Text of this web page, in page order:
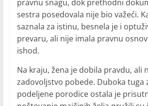
pravnu snagu, dok prethodni
sestra posedovala nije bio važeći.
saznala za istinu, besnela je i
prevaru, ali nije imala pravnu
ishod.
Na kraju, žena je dobila pravdu, ali
zadovoljstvo pobede. Duboka tuga
podeljene porodice ostala je